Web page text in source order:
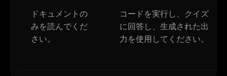
ドキュメントの
みを読んでくだ
さい。
コードを実行し、クイズ
に回答し、生成された出
力を使用してください。